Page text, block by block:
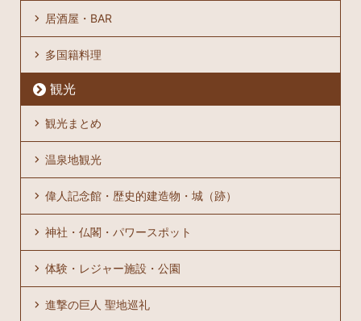
居酒屋・BAR
多国籍料理
観光
観光まとめ
温泉地観光
偉人記念館・歴史的建造物・城（跡）
神社・仏閣・パワースポット
体験・レジャー施設・公園
進撃の巨人 聖地巡礼